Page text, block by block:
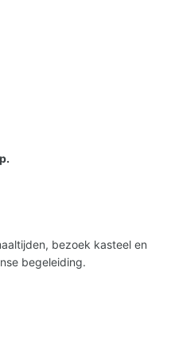
bezoek kasteel en
begeleiding.